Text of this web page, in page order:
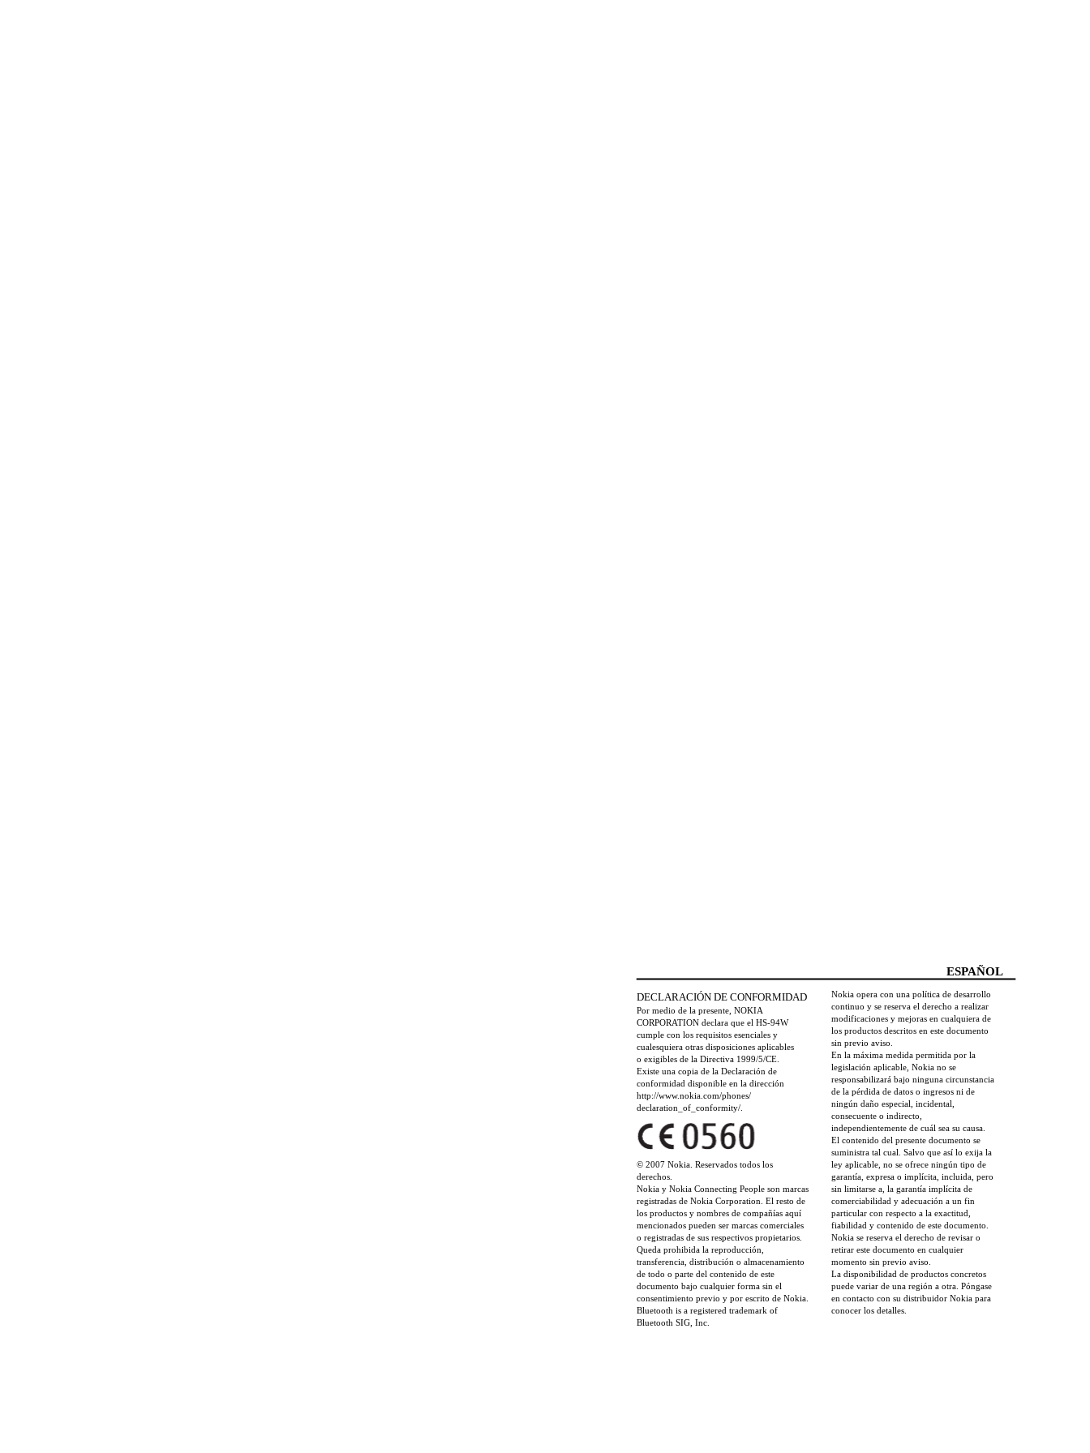
ESPAÑOL
DECLARACIÓN DE CONFORMIDAD
Por medio de la presente, NOKIA
CORPORATION declara que el HS-94W
cumple con los requisitos esenciales y
cualesquiera otras disposiciones aplicables
o exigibles de la Directiva 1999/5/CE.
Existe una copia de la Declaración de
conformidad disponible en la dirección
http://www.nokia.com/phones/
declaration_of_conformity/.
© 2007 Nokia. Reservados todos los
derechos.
Nokia y Nokia Connecting People son marcas
registradas de Nokia Corporation. El resto de
los productos y nombres de compañías aquí
mencionados pueden ser marcas comerciales
o registradas de sus respectivos propietarios.
Queda prohibida la reproducción,
transferencia, distribución o almacenamiento
de todo o parte del contenido de este
documento bajo cualquier forma sin el
consentimiento previo y por escrito de Nokia.
Bluetooth is a registered trademark of
Bluetooth SIG, Inc.
Nokia opera con una política de desarrollo
continuo y se reserva el derecho a realizar
modificaciones y mejoras en cualquiera de
los productos descritos en este documento
sin previo aviso.
En la máxima medida permitida por la
legislación aplicable, Nokia no se
responsabilizará bajo ninguna circunstancia
de la pérdida de datos o ingresos ni de
ningún daño especial, incidental,
consecuente o indirecto,
independientemente de cuál sea su causa.
El contenido del presente documento se
suministra tal cual. Salvo que así lo exija la
ley aplicable, no se ofrece ningún tipo de
garantía, expresa o implícita, incluida, pero
sin limitarse a, la garantía implícita de
comerciabilidad y adecuación a un fin
particular con respecto a la exactitud,
fiabilidad y contenido de este documento.
Nokia se reserva el derecho de revisar o
retirar este documento en cualquier
momento sin previo aviso.
La disponibilidad de productos concretos
puede variar de una región a otra. Póngase
en contacto con su distribuidor Nokia para
conocer los detalles.